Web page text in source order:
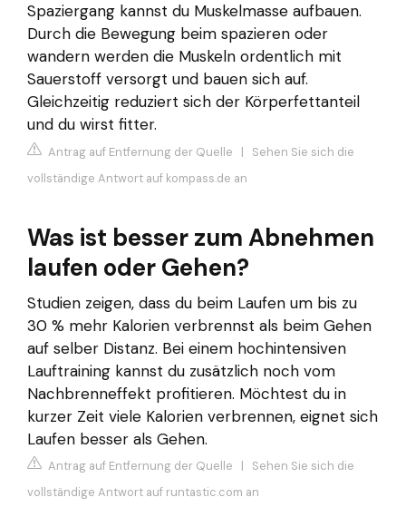
Spaziergang kannst du Muskelmasse aufbauen.
Durch die Bewegung beim spazieren oder
wandern werden die Muskeln ordentlich mit
Sauerstoff versorgt und bauen sich auf.
Gleichzeitig reduziert sich der Körperfettanteil
und du wirst fitter.
Antrag auf Entfernung der Quelle | Sehen Sie sich die
vollständige Antwort auf kompass.de an
Was ist besser zum Abnehmen
laufen oder Gehen?
Studien zeigen, dass du beim Laufen um bis zu
30 % mehr Kalorien verbrennst als beim Gehen
auf selber Distanz. Bei einem hochintensiven
Lauftraining kannst du zusätzlich noch vom
Nachbrenneffekt profitieren. Möchtest du in
kurzer Zeit viele Kalorien verbrennen, eignet sich
Laufen besser als Gehen.
Antrag auf Entfernung der Quelle | Sehen Sie sich die
vollständige Antwort auf runtastic.com an